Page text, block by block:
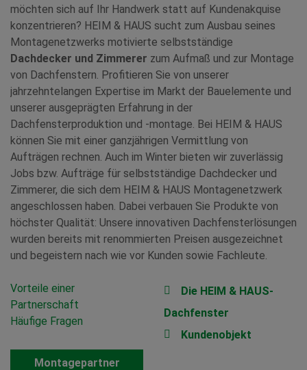
möchten sich auf Ihr Handwerk statt auf Kundenakquise
konzentrieren? HEIM & HAUS sucht zum Ausbau seines
Montagenetzwerks motivierte selbstständige
Dachdecker und Zimmerer zum Aufmaß und zur Montage
von Dachfenstern. Profitieren Sie von unserer
jahrzehntelangen Expertise im Markt der Bauelemente und
unserer ausgeprägten Erfahrung in der
Dachfensterproduktion und -montage. Bei HEIM & HAUS
können Sie mit einer ganzjährigen Vermittlung von
Aufträgen rechnen. Auch im Winter bieten wir zuverlässig
Jobs bzw. Aufträge für selbstständige Dachdecker und
Zimmerer, die sich dem HEIM & HAUS Montagenetzwerk
angeschlossen haben. Dabei verbauen Sie Produkte von
höchster Qualität: Unsere innovativen Dachfensterlösungen
wurden bereits mit renommierten Preisen ausgezeichnet
und begeistern nach wie vor Kunden sowie Fachleute.
Vorteile einer
Partnerschaft
Häufige Fragen
Montagepartner
Die HEIM & HAUS-
Dachfenster
Kundenobjekt